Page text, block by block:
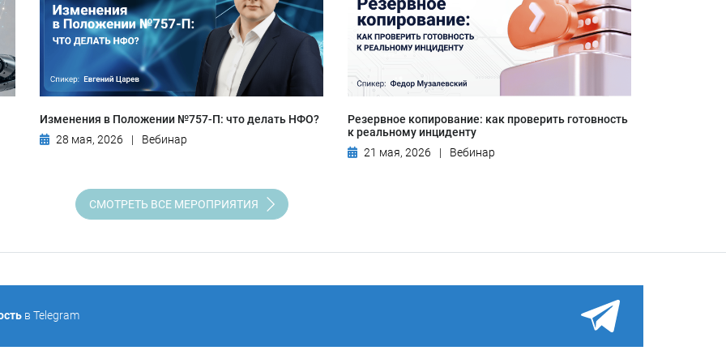
Изменения в Положении №757-П: что делать НФО?
28 мая, 2026
| Вебинар
Резервное копирование: как проверить готовность
к реальному инциденту
21 мая, 2026
| Вебинар
СМОТРЕТЬ ВСЕ МЕРОПРИЯТИЯ
в Telegram